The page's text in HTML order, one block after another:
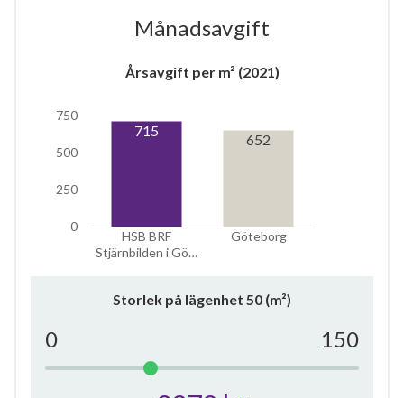
Månadsavgift
Årsavgift per m² (2021)
HSB BRF
Stjärnbilden i Gö…
Göteborg
0
250
500
750
715
652
Storlek på lägenhet 50 (m²)
0 150